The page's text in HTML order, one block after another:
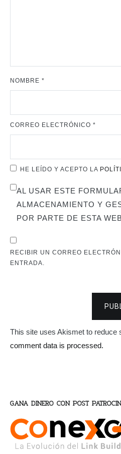
NOMBRE *
CORREO ELECTRÓNICO *
HE LEÍDO Y ACEPTO LA
AL USAR ESTE
ALMACENAMIENTO Y
POR PARTE DE ESTA
RECIBIR UN CORREO
ENTRADA.
This site uses Akismet to reduce
comment data is processed.
GANA DINERO CON POST